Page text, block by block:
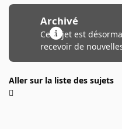
Archivé
Ce sujet est
recevoir de
Aller sur la liste des sujets